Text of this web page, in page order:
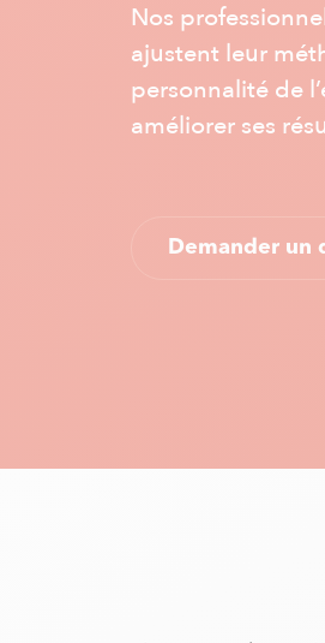
Nos
ajustent leur
personnalité de
améliorer ses
Demander un